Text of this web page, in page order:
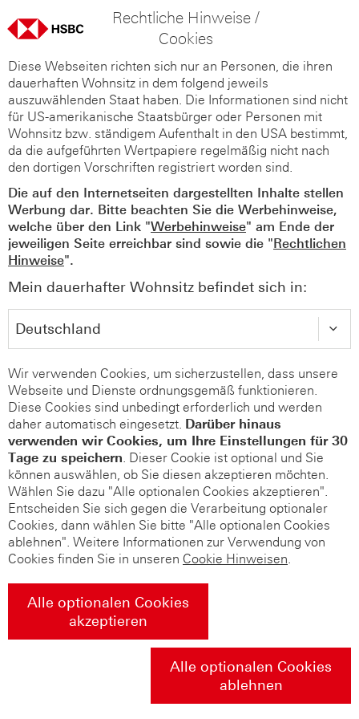
Rechtliche Hinweise /
Cookies
Diese Webseiten richten sich nur an Personen, die ihren
dauerhaften Wohnsitz in dem folgend jeweils
auszuwählenden Staat haben. Die Informationen sind nicht
für US-amerikanische Staatsbürger oder Personen mit
Wohnsitz bzw. ständigem Aufenthalt in den USA bestimmt,
da die aufgeführten Wertpapiere regelmäßig nicht nach
den dortigen Vorschriften registriert worden sind.
Die auf den Internetseiten dargestellten Inhalte stellen
Werbung dar. Bitte beachten Sie die Werbehinweise,
welche über den Link "Werbehinweise" am Ende der
jeweiligen Seite erreichbar sind sowie die "Rechtlichen
Hinweise".
Mein dauerhafter Wohnsitz befindet sich in:
Wir verwenden Cookies, um sicherzustellen, dass unsere
Webseite und Dienste ordnungsgemäß funktionieren.
Diese Cookies sind unbedingt erforderlich und werden
daher automatisch eingesetzt. Darüber hinaus
verwenden wir Cookies, um Ihre Einstellungen für 30
Tage zu speichern. Dieser Cookie ist optional und Sie
können auswählen, ob Sie diesen akzeptieren möchten.
Wählen Sie dazu "Alle optionalen Cookies akzeptieren".
Entscheiden Sie sich gegen die Verarbeitung optionaler
Cookies, dann wählen Sie bitte "Alle optionalen Cookies
ablehnen". Weitere Informationen zur Verwendung von
Cookies finden Sie in unseren Cookie Hinweisen.
Alle optionalen Cookies
akzeptieren
Alle optionalen Cookies
ablehnen